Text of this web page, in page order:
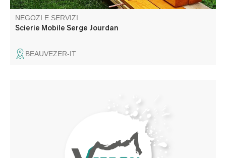
NEGOZI E SERVIZI
Scierie Mobile Serge Jourdan
BEAUVEZER-IT